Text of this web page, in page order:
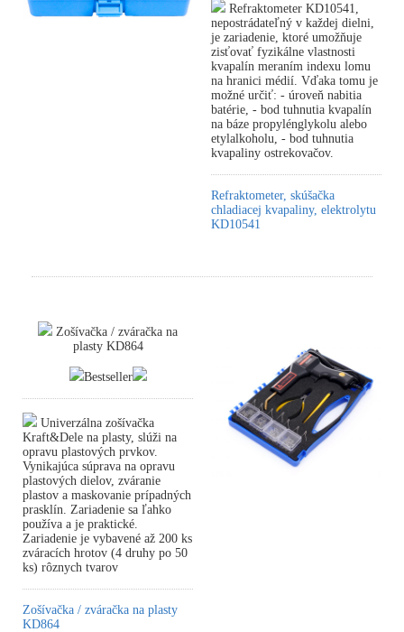
Refraktometer KD10541,
nepostrádateľný v každej dielni,
je zariadenie, ktoré umožňuje
zisťovať fyzikálne vlastnosti
kvapalín meraním indexu lomu
na hranici médií. Vďaka tomu je
možné určiť: - úroveň nabitia
batérie, - bod tuhnutia kvapalín
na báze propylénglykolu alebo
etylalkoholu, - bod tuhnutia
kvapaliny ostrekovačov.
Refraktometer, skúšačka
chladiacej kvapaliny, elektrolytu
KD10541
Zošívačka / zváračka na
plasty KD864
Bestseller
Univerzálna zošívačka
Kraft&Dele na plasty, slúži na
opravu plastových prvkov.
Vynikajúca súprava na opravu
plastových dielov, zváranie
plastov a maskovanie prípadných
prasklín. Zariadenie sa ľahko
používa a je praktické.
Zariadenie je vybavené až 200 ks
zváracích hrotov (4 druhy po 50
ks) rôznych tvarov
Zošívačka / zváračka na plasty
KD864